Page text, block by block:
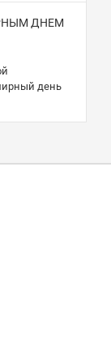
ДНЕМ
день